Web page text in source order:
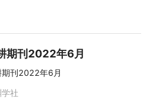
期刊2022年6月
期刊2022年6月
社